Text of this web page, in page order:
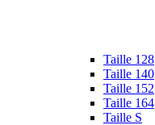
Taille 128
Taille 140
Taille 152
Taille 164
Taille S